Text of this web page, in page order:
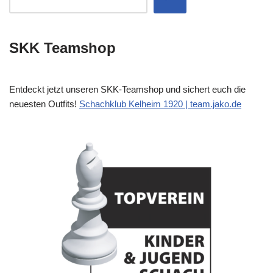
SKK Teamshop
Entdeckt jetzt unseren SKK-Teamshop und sichert euch die
neuesten Outfits! Schachklub Kelheim 1920 | team.jako.de